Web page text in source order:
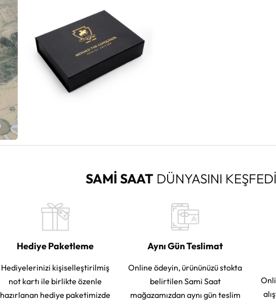
SAMİ SAATDÜNYASINI
Hediye Paketleme
Hediyelerinizi kişiselleştirilmiş
not kartı ile birlikte özenle
hazırlanan hediye paketimizde
Aynı Gün Teslimat
Online ödeyin, ürününüzü stokta
belirtilen Sami Saat
mağazamızdan aynı gün teslim